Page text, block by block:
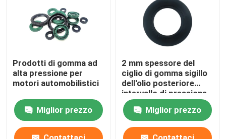
Prodotti di gomma ad
alta pressione per
motori automobilistici
Miglior prezzo
2 mm spessore del
ciglio di gomma sigillo
dell'olio posteriore
intervallo di pressione
0-0,2Mpa
Miglior prezzo